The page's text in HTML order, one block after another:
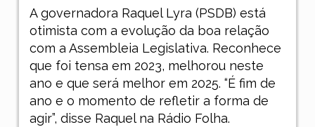
A governadora Raquel Lyra (PSDB) está
otimista com a evolução da boa relação
com a Assembleia Legislativa. Reconhece
que foi tensa em 2023, melhorou neste
ano e que será melhor em 2025. “É fim de
ano e o momento de refletir a forma de
agir”, disse Raquel na Rádio Folha.